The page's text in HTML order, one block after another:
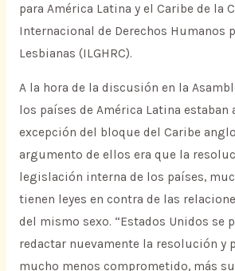
para América Latina y el Caribe de la
Internacional de Derechos Humanos
Lesbianas (ILGHRC).
A la hora de la discusión en la
los países de América Latina estaban
excepción del bloque del Caribe
argumento de ellos era que la
legislación interna de los países,
tienen leyes en contra de las
del mismo sexo. “Estados Unidos se
redactar nuevamente la resolución y
mucho menos comprometido, más